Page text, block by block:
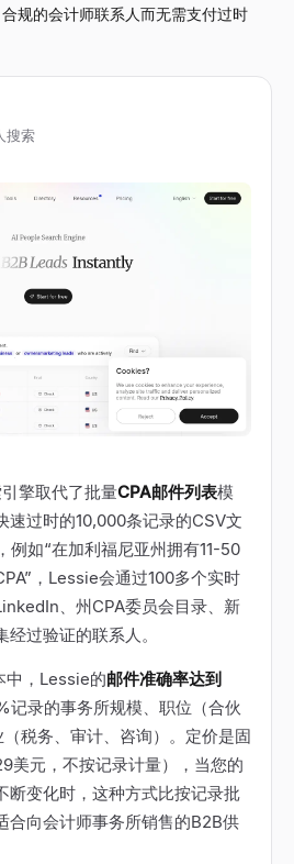
规的会计师联系人而无需支付过时
搜索
擎取代了批量CPA邮件列表模
速过时的10,000条记录的CSV文
例如“在加利福尼亚州拥有11-50
，Lessie会通过100多个实时
、州CPA委员会目录、新
过验证的联系人。
中，Lessie的邮件准确率达到
记录的事务所规模、职位（合伙
税务、审计、咨询）。定价是固
美元，不按记录计量），当您的
断变化时，这种方式比按记录批
合向会计师事务所销售的B2B供